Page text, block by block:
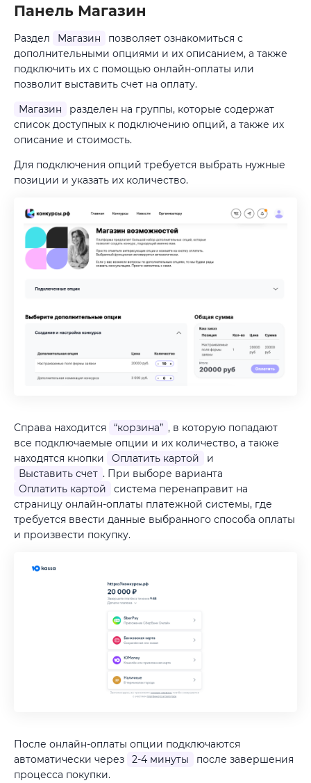
Панель Магазин
Раздел Магазин
позволяет ознакомиться с
дополнительными опциями и их описанием, а также
подключить их с помощью онлайн-оплаты или
позволит выставить счет на оплату.
Магазин
разделен на группы, которые содержат
список доступных к подключению опций, а также их
описание и стоимость.
Для подключения опций требуется выбрать нужные
позиции и указать их количество.
Справа находится “корзина” , в которую попадают
все подключаемые опции и их количество, а также
находятся кнопки
Оплатить картой
и
Выставить счет . При выборе варианта
Оплатить картой
система перенаправит на
страницу онлайн-оплаты платежной системы, где
требуется ввести данные выбранного способа оплаты
и произвести покупку.
После онлайн-оплаты опции подключаются
автоматически через
2-4 минуты
после завершения
процесса покупки.